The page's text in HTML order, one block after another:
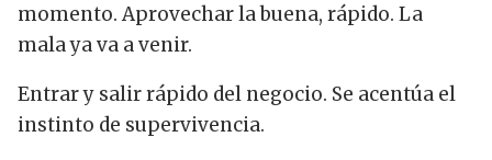
momento. Aprovechar la buena, rápido. La
mala ya va a venir.
Entrar y salir rápido del negocio. Se acentúa el
instinto de supervivencia.